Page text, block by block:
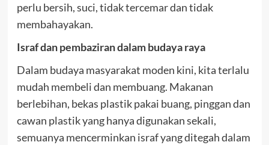
perlu bersih, suci, tidak tercemar dan tidak
membahayakan.
Israf dan pembaziran dalam budaya raya
Dalam budaya masyarakat moden kini, kita terlalu
mudah membeli dan membuang. Makanan
berlebihan, bekas plastik pakai buang, pinggan dan
cawan plastik yang hanya digunakan sekali,
semuanya mencerminkan israf yang ditegah dalam